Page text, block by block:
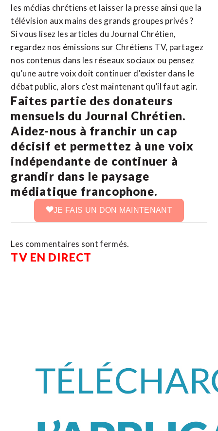
les médias chrétiens et laisser la presse ainsi que la
télévision aux mains des grands groupes privés ?
Si vous lisez les articles du Journal Chrétien,
regardez nos émissions sur Chrétiens TV, partagez
nos contenus dans les réseaux sociaux ou pensez
qu’une autre voix doit continuer d’exister dans le
débat public, alors c’est maintenant qu’il faut agir.
Faites partie des donateurs
mensuels du Journal Chrétien.
Aidez-nous à franchir un cap
décisif et permettez à une voix
indépendante de continuer à
grandir dans le paysage
médiatique francophone.
JE FAIS UN DON MAINTENANT
Les commentaires sont fermés.
TV EN DIRECT